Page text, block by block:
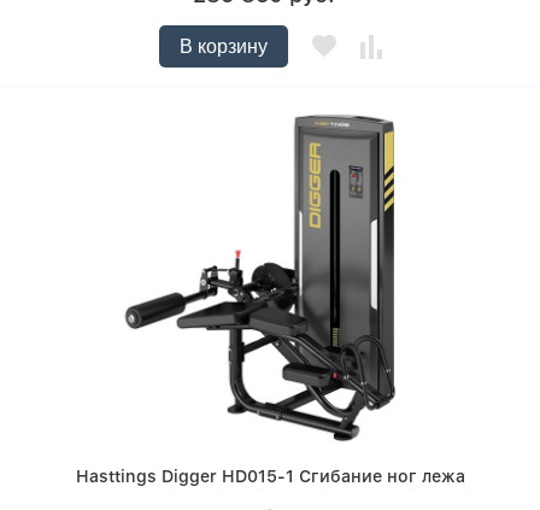
В корзину
Hasttings Digger HD015-1 Сгибание ног лежа